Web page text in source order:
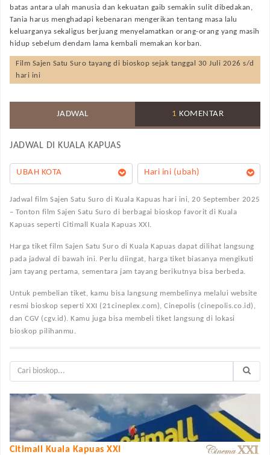
batas antara ulah manusia dan kekuatan gaib semakin sulit dibedakan,
Tania harus menghadapi kebenaran mengerikan tentang masa lalu
keluarganya sekaligus berjuang menyelamatkan orang-orang yang masih
hidup sebelum dendam lama kembali memakan korban.
Film Sajen Satu Suro tayang di bioskop sejak tanggal 30 Juli 2026 s/d
hari ini
JADWAL 1 KOMENTAR
JADWAL DI KUALA KAPUAS
Hari ini (ubah)
UBAH KOTA
Jadwal film Sajen Satu Suro di Kuala Kapuas hari ini, 20 September 2025
– Tonton film Sajen Satu Suro di berbagai bioskop favorit di Kuala
Kapuas seperti Citimall Kuala Kapuas XXI.
Harga tiket film Sajen Satu Suro di Kuala Kapuas dapat dilihat langsung
pada jadwal di bawah ini. Perlu diingat, harga tiket biasanya mengikuti
jam tayang pertama, sementara jam tayang berikutnya bisa berbeda.
Untuk pembelian tiket, kamu bisa langsung membelinya melalui website
resmi bioskop seperti XXI (21cineplex.com), Cinepolis (cinepolis.co.id),
dan CGV (cgv.id). Kamu juga bisa membeli tiket langsung di lokasi
bioskop pilihanmu.
Citimall Kuala Kapuas XXI